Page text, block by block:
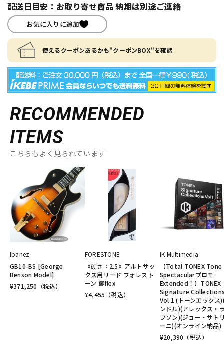
配送日目安：お取り寄せ商品 納期は別途ご連絡
お気に入りに追加
使えるクーポンあるかも"クーポンBOX"を確認
RECOMMENDED
ITEMS
こちらもよく見られています
Ibanez
GB10-BS [George
Benson Model]
¥371,250 （税込）
FORESTONE
《硬さ：2.5》アルトサッ
クス用リード フォレスト
ーン 響flex
¥4,455 （税込）
IK Multimedia
【Total TONEX Tone
Spectacularプロモ
Extended！】TONEX
Signature
Vol 1 (トーンエックス
ンドル)(アレックス・
フソン)(ジョー・サト
ーニ)(オンライン納品)
¥20,390 （税込）